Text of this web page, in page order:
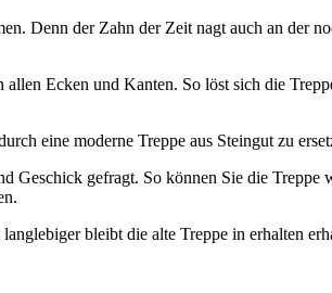
Denn der Zahn der Zeit nagt auch an der
Ecken und Kanten. So löst sich die
eine moderne Treppe aus Steingut zu
Geschick gefragt. So können Sie die Treppe
bleibt die alte Treppe in erhalten